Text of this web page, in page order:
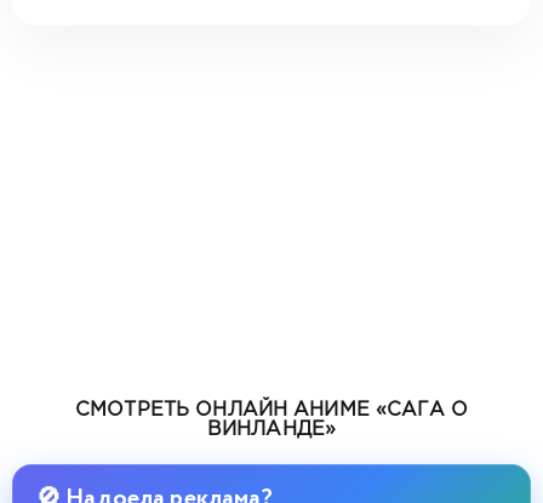
СМОТРЕТЬ ОНЛАЙН АНИМЕ «САГА О
ВИНЛАНДЕ»